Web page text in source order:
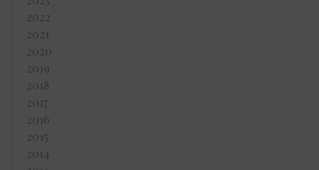
2022
2021
2020
2019
2018
2017
2016
2015
2014